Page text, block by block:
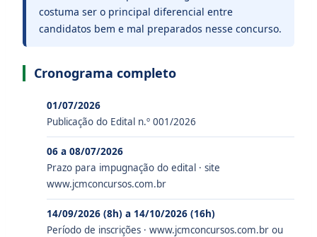
costuma ser o principal diferencial entre
candidatos bem e mal preparados nesse concurso.
Cronograma completo
01/07/2026
Publicação do Edital n.º 001/2026
06 a 08/07/2026
Prazo para impugnação do edital · site
www.jcmconcursos.com.br
14/09/2026 (8h) a 14/10/2026 (16h)
Período de inscrições · www.jcmconcursos.com.br ou